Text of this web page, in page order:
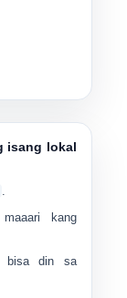
isang lokal
.
kang
din sa